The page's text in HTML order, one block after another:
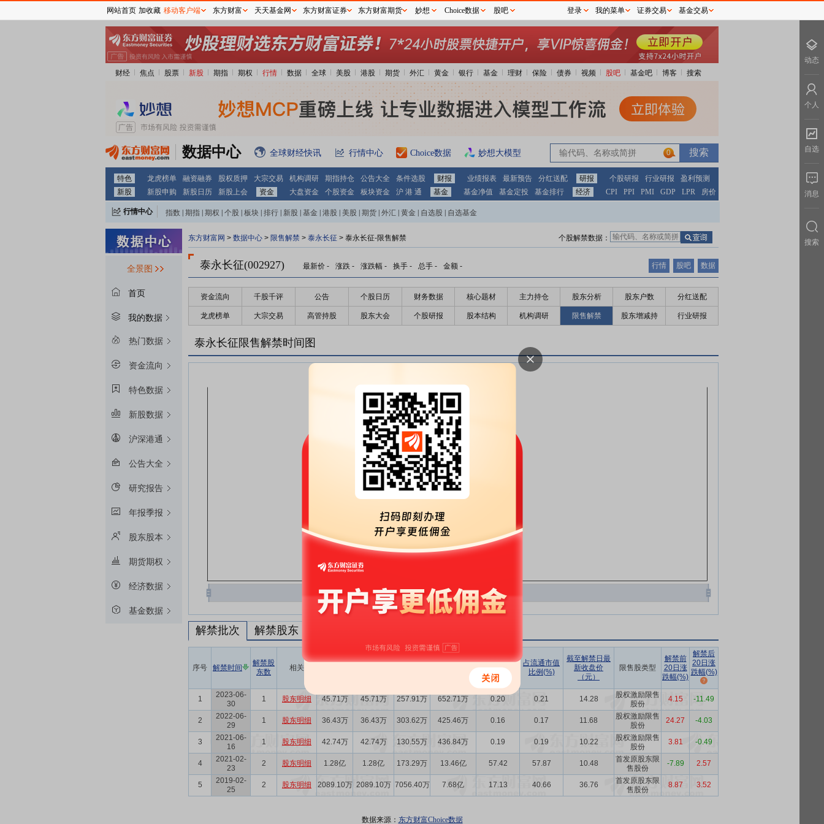
财经 焦点 股票 新股 期指 期权 行情 数据 全球 美股 港股 期货 外汇 黄金 银行 基金 理财 保险 债券 视频 股吧 基金吧 博客 搜索
数据中心 全球财经快讯 行情中心 Choice数据 妙想大模型 0
特色 龙虎榜单 融资融券 股权质押 大宗交易 机构调研 期指持仓 公告大全 条件选股 财报 业绩报表 最新预告 分红送配 研报 个股研报 行业研报
盈利预测
新股
新股申购 新股日历 新股上会 资金 大盘资金 个股资金 板块资金 沪 港 通 基金 基金净值 基金定投 基金排行 经济 CPI PPI PMI GDP LPR 房价
行情中心 指数 期指 期权 个股 板块 排行 新股 基金 港股 美股 期货 外汇 黄金 自选股 自选基金
全景图
首页
我的数据
热门数据
资金流向
特色数据
新股数据
沪深港通
公告大全
研究报告
年报季报
股东股本
期货期权
经济数据
基金数据
东方财富网 > 数据中心 > 限售解禁 > 泰永长征 > 泰永长征-限售解禁 个股解禁数据：
泰永长征(002927) 最新价 - 涨跌 - 涨跌幅 - 换手 - 总手 - 金额 - 行情 股吧 数据
资金流向 千股千评 公告 个股日历 财务数据 核心题材 主力持仓 股东分析 股东户数 分红送配
龙虎榜单 大宗交易 高管持股 股东大会 个股研报 股本结构 机构调研 限售解禁 股东增减持 行业研报
泰永长征限售解禁时间图
解禁批次 解禁股东
序号 解禁时间
解禁股
东数
相关
解禁数量
实际解禁数
未解禁数 实际解禁市值 占总市值比
例(%)
占流通市值
比例(%)
截至解禁日最
新收盘价
（元）
限售股类型
解禁前
20日涨
跌幅(%)
解禁后
20日涨
跌幅(%)
1
2023-06-
30
1 股东明细 45.71万 45.71万 257.91万 652.71万 0.20 0.21 14.28
股权激励限售
股份
4.15 -11.49
2
2022-06-
29
1 股东明细 36.43万 36.43万 303.62万 425.46万 0.16 0.17 11.68
股权激励限售
股份
24.27 -4.03
3
2021-06-
16
1 股东明细 42.74万 42.74万 130.55万 436.84万 0.19 0.19 10.22
股权激励限售
股份
3.81 -0.49
4
2021-02-
23
2 股东明细 1.28亿 1.28亿 173.29万 13.46亿 57.42 57.87 10.48
首发原股东限
售股份
-7.89 2.57
5
2019-02-
25
2 股东明细 2089.10万 2089.10万 7056.40万 7.68亿 17.13 40.66 36.76
首发原股东限
售股份
8.87 3.52
数据来源： 东方财富Choice数据
网站首页 加收藏 移动客户端 东方财富 天天基金网 东方财富证券 东方财富期货 妙想 Choice数据 股吧 登录 我的菜单 证券交易 基金交易
动态
个人
自选
消息
搜索